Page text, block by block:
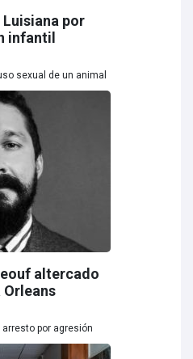
Luisiana por
infantil
sexual de un animal
altercado
Orleans
por agresión